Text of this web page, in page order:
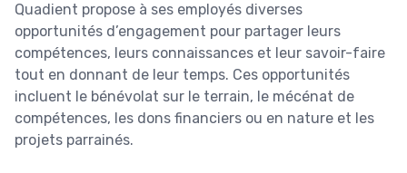
Quadient propose à ses employés diverses
opportunités d’engagement pour partager leurs
compétences, leurs connaissances et leur savoir-faire
tout en donnant de leur temps. Ces opportunités
incluent le bénévolat sur le terrain, le mécénat de
compétences, les dons financiers ou en nature et les
projets parrainés.